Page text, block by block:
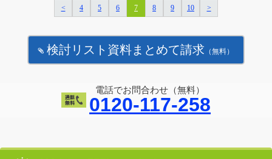
< 4 5 6 7 8 9 10 >
検討リスト資料まとめて請求 （無料）
電話でお問合わせ（無料）
0120-117-258